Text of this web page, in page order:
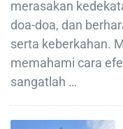
merasakan
doa-doa, dan
serta keberkahan.
memahami cara
sangatlah …